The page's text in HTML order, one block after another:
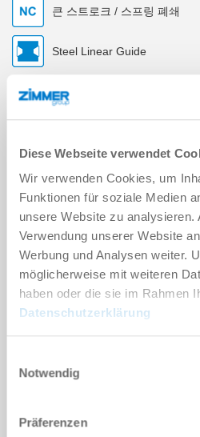
Diese Webseite verwendet
Wir verwenden Cookies, um
Funktionen für soziale Medien
unsere Website zu
Verwendung unserer Website
Werbung und Analysen weiter.
möglicherweise mit weiteren
haben oder die sie im Rahmen
Datenschutzerklärung
Notwendig
Präferenzen
큰 스트로크 / 스프링 폐쇄
Steel Linear Guide
개별화
장점 세부 정보
클린룸 적합성 인증서
다운로드